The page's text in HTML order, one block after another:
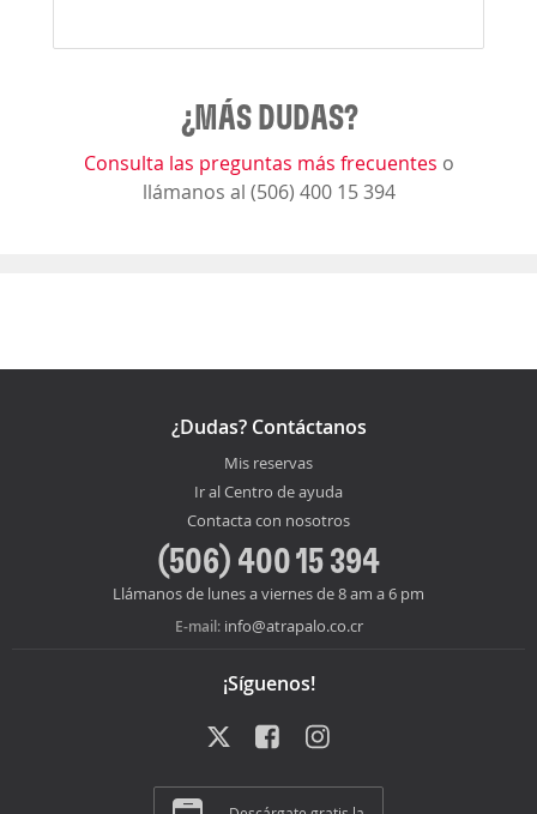
¿MÁS DUDAS?
Consulta las preguntas más frecuentes o
llámanos al (506) 400 15 394
¿Dudas? Contáctanos
Mis reservas
Ir al Centro de ayuda
Contacta con nosotros
(506) 400 15 394
Llámanos de lunes a viernes de 8 am a 6 pm
E-mail: info@atrapalo.co.cr
¡Síguenos!